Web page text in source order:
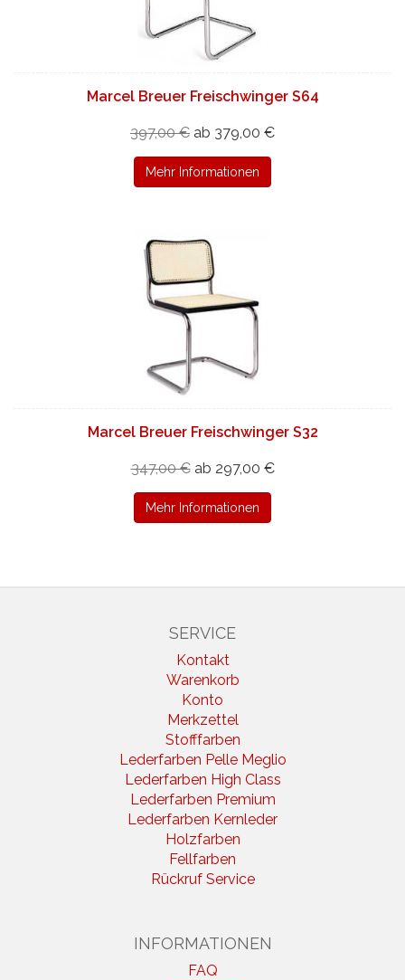
Marcel Breuer Freischwinger S64
397,00 € ab 379,00 €
Mehr Informationen
Marcel Breuer Freischwinger S32
347,00 € ab 297,00 €
Mehr Informationen
SERVICE
Kontakt
Warenkorb
Konto
Merkzettel
Stofffarben
Lederfarben Pelle Meglio
Lederfarben High Class
Lederfarben Premium
Lederfarben Kernleder
Holzfarben
Fellfarben
Rückruf Service
INFORMATIONEN
FAQ